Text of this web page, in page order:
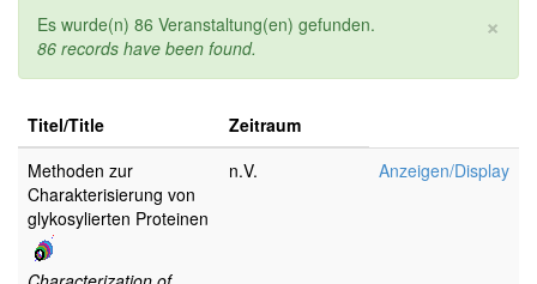
×
Es wurde(n) 86 Veranstaltung(en) gefunden.
86 records have been found.
Titel/Title
Zeitraum
Methoden zur
Charakterisierung von
glykosylierten Proteinen
n.V. Anzeigen/Display